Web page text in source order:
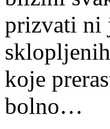
prizvati ni
koje
bolno…